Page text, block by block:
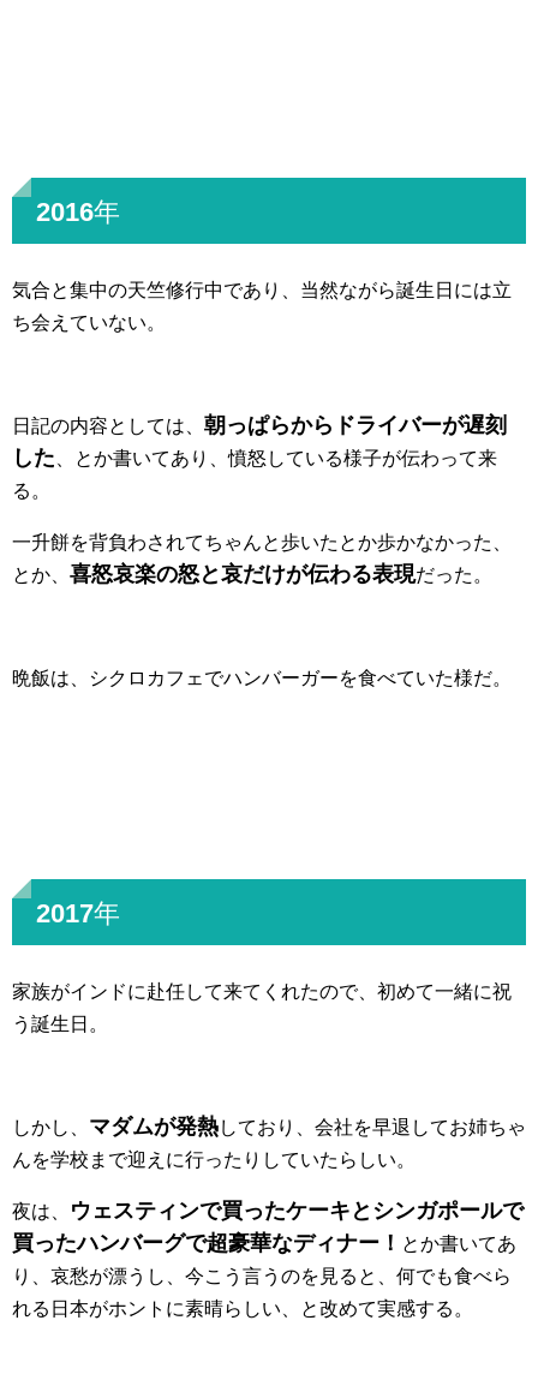
2016年
気合と集中の天竺修行中であり、当然ながら誕生日には立
ち会えていない。
日記の内容としては、 朝っぱらからドライバーが遅刻
した 、とか書いてあり、憤怒している様子が伝わって来
る。
一升餅を背負わされてちゃんと歩いたとか歩かなかった、
とか、 喜怒哀楽の怒と哀だけが伝わる表現だった。
晩飯は、シクロカフェでハンバーガーを食べていた様だ。
2017年
家族がインドに赴任して来てくれたので、初めて一緒に祝
う誕生日。
しかし、 マダムが発熱しており、会社を早退してお姉ちゃ
んを学校まで迎えに行ったりしていたらしい。
夜は、
ウェスティンで買ったケーキとシンガポールで
買ったハンバーグで超豪華なディナー！ とか書いてあ
り、哀愁が漂うし、今こう言うのを見ると、何でも食べら
れる日本がホントに素晴らしい、と改めて実感する。